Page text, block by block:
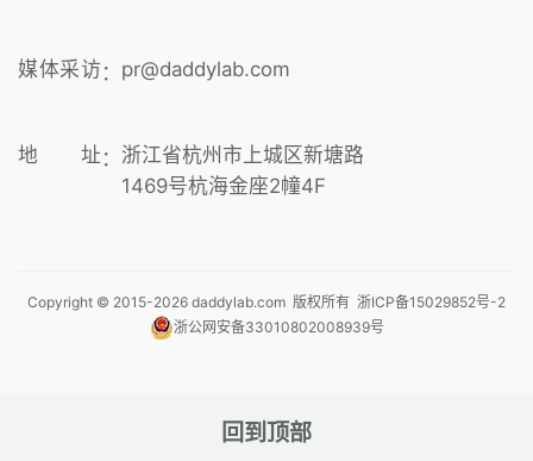
媒体采访 ： pr@daddylab.com
地 址 ： 浙江省杭州市上城区新塘路
1469号杭海金座2幢4F
Copyright © 2015-2026 daddylab.com 版权所有 浙ICP备15029852号-2
浙公网安备33010802008939号
回到顶部